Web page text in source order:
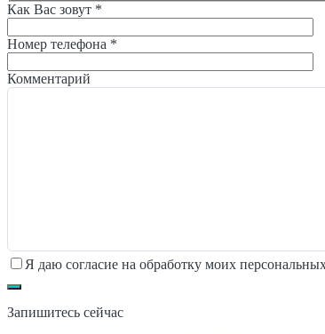
Как Вас зовут *
Номер телефона *
Комментарий
Я даю согласие на обработку моих
Запишитесь сейчас